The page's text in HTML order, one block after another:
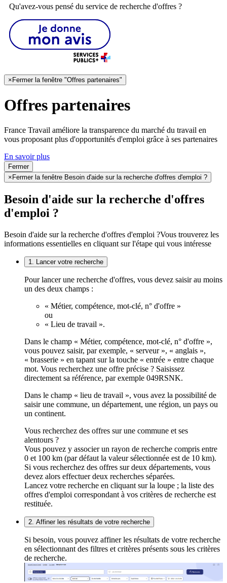
Qu'avez-vous pensé du service de recherche d'offres ?
× Fermer la fenêtre "Offres partenaires"
Offres partenaires
France Travail améliore la transparence du marché du travail en
vous proposant plus d'opportunités d'emploi grâce à ses partenaires
En savoir plus
Fermer
× Fermer la fenêtre Besoin d'aide sur la recherche d'offres d'emploi ?
Besoin d'aide sur la recherche d'offres
d'emploi ?
Besoin d'aide sur la recherche d'offres d'emploi ?Vous trouverez les
informations essentielles en cliquant sur l'étape qui vous intéresse
1. Lancer votre recherche
Pour lancer une recherche d'offres, vous devez saisir au moins
un des deux champs :
« Métier, compétence, mot-clé, n° d'offre »
ou
« Lieu de travail ».
Dans le champ « Métier, compétence, mot-clé, n° d'offre »,
vous pouvez saisir, par exemple, « serveur », « anglais »,
« brasserie » en tapant sur la touche « entrée » entre chaque
mot. Vous recherchez une offre précise ? Saisissez
directement sa référence, par exemple 049RSNK.
Dans le champ « lieu de travail », vous avez la possibilité de
saisir une commune, un département, une région, un pays ou
un continent.
Vous recherchez des offres sur une commune et ses
alentours ?
Vous pouvez y associer un rayon de recherche compris entre
0 et 100 km (par défaut la valeur sélectionnée est de 10 km).
Si vous recherchez des offres sur deux départements, vous
devez alors effectuer deux recherches séparées.
Lancez votre recherche en cliquant sur la loupe ; la liste des
offres d'emploi correspondant à vos critères de recherche est
restituée.
2. Affiner les résultats de votre recherche
Si besoin, vous pouvez affiner les résultats de votre recherche
en sélectionnant des filtres et critères présents sous les critères
de recherche.